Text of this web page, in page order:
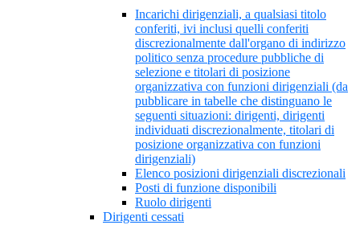
Incarichi dirigenziali, a qualsiasi titolo
conferiti, ivi inclusi quelli conferiti
discrezionalmente dall'organo di indirizzo
politico senza procedure pubbliche di
selezione e titolari di posizione
organizzativa con funzioni dirigenziali (da
pubblicare in tabelle che distinguano le
seguenti situazioni: dirigenti, dirigenti
individuati discrezionalmente, titolari di
posizione organizzativa con funzioni
dirigenziali)
Elenco posizioni dirigenziali discrezionali
Posti di funzione disponibili
Ruolo dirigenti
Dirigenti cessati